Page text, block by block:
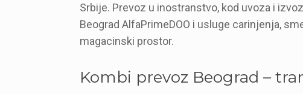
Srbije. Prevoz u inostranstvo, kod uvoza i
Beograd AlfaPrimeDOO i usluge carinjenja,
magacinski prostor.
Kombi prevoz Beograd –